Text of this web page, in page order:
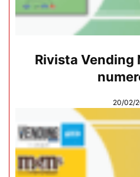
Rivista Vending
20/02/